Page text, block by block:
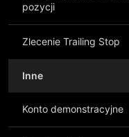
pozycji
Zlecenie Trailing Stop
Inne
Konto demonstracyjne